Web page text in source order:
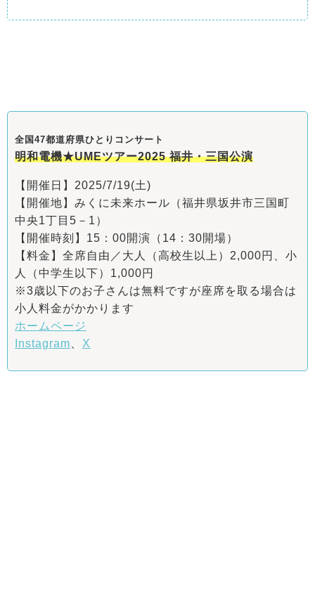
全国47都道府県ひとりコンサート
明和電機★UMEツアー2025 福井・三国公演
【開催日】2025/7/19(土)
【開催地】みくに未来ホール（福井県坂井市三国町
中央1丁目5－1）
【開催時刻】15：00開演（14：30開場）
【料金】全席自由／大人（高校生以上）2,000円、小
人（中学生以下）1,000円
※3歳以下のお子さんは無料ですが座席を取る場合は
小人料金がかかります
ホームページ
Instagram
X